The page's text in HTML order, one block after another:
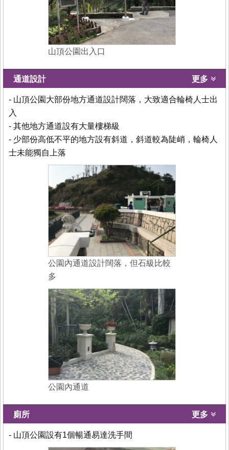
山頂公園出入口
通道設計 更多
- 山頂公園大部份地方通道設計闊落，大致適合輪椅人士出
入
- 其他地方通道設有大量樓梯級
- 少部份高低不平的地方設有斜道，斜道較為陡峭，輪椅人
士未能獨自上落
公園內通道設計闊落，但石級比較
多
公園內通道
廁所 更多
- 山頂公園設有1個暢通易達洗手間